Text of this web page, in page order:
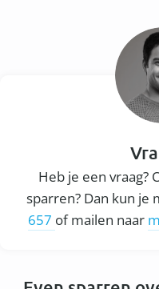
Heb je een vraag?
sparren? Dan kun je
657 of mailen naar